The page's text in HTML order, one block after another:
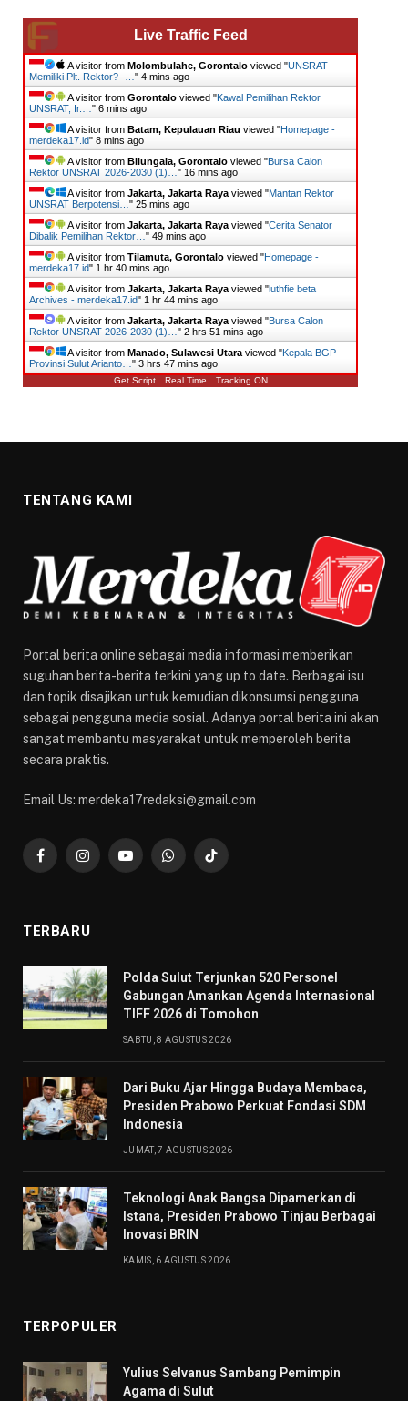
Live Traffic Feed
A visitor from Molombulahe, Gorontalo viewed "UNSRAT
Memiliki Plt. Rektor? -…" 4 mins ago
A visitor from Gorontalo viewed "Kawal Pemilihan Rektor
UNSRAT; Ir.…" 6 mins ago
A visitor from Batam, Kepulauan Riau viewed "Homepage -
merdeka17.id" 8 mins ago
A visitor from Bilungala, Gorontalo viewed "Bursa Calon
Rektor UNSRAT 2026-2030 (1)…" 16 mins ago
A visitor from Jakarta, Jakarta Rayaviewed "Mantan Rektor
UNSRAT Berpotensi…" 25 mins ago
A visitor from Jakarta, Jakarta Rayaviewed "Cerita Senator
Dibalik Pemilihan Rektor…" 49 mins ago
A visitor from Tilamuta, Gorontalo viewed "Homepage -
merdeka17.id" 1 hr 40 mins ago
A visitor from Jakarta, Jakarta Rayaviewed "luthfie beta
Archives - merdeka17.id" 1 hr 44 mins ago
A visitor from Jakarta, Jakarta Rayaviewed "Bursa Calon
Rektor UNSRAT 2026-2030 (1)…" 2 hrs 51 mins ago
A visitor from Manado, Sulawesi Utaraviewed "Kepala BGP
Provinsi Sulut Arianto…" 3 hrs 47 mins ago
Get Script Real Time Tracking ON
TENTANG KAMI
Portal berita online sebagai media informasi memberikan
suguhan berita-berita terkini yang up to date. Berbagai isu
dan topik disajikan untuk kemudian dikonsumsi pengguna
sebagai pengguna media sosial. Adanya portal berita ini akan
sangat membantu masyarakat untuk memperoleh berita
secara praktis.
Email Us: merdeka17redaksi@gmail.com
FacebookInstagramYouTubeWhatsAppTikTok
TERBARU
​Polda Sulut Terjunkan 520 Personel
Gabungan Amankan Agenda Internasional
TIFF 2026 di Tomohon
SABTU, 8 AGUSTUS 2026
Dari Buku Ajar Hingga Budaya Membaca,
Presiden Prabowo Perkuat Fondasi SDM
Indonesia
JUMAT, 7 AGUSTUS 2026
Teknologi Anak Bangsa Dipamerkan di
Istana, Presiden Prabowo Tinjau Berbagai
Inovasi BRIN
KAMIS, 6 AGUSTUS 2026
TERPOPULER
Yulius Selvanus Sambang Pemimpin
Agama di Sulut